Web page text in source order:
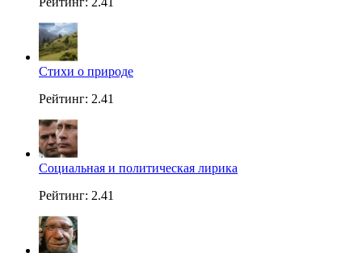
Стихи о природе
Рейтинг: 2.41
Социальная и политическая лирика
Рейтинг: 2.41